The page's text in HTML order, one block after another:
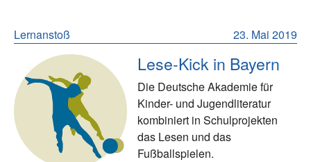
23. Mai 2019
Lernanstoß
Lese-Kick in Bayern
Die Deutsche Akademie für
Kinder- und Jugendliteratur
kombiniert in Schulprojekten
das Lesen und das
Fußballspielen.